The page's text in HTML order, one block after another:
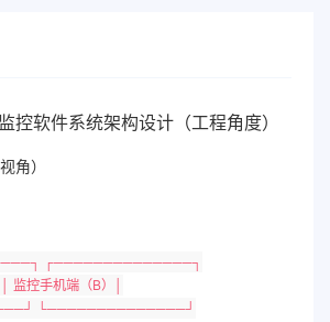
控软件系统架构设计（工程角度）
角）
┌──────────────┐
监控手机端（B）│
└──────────────┘